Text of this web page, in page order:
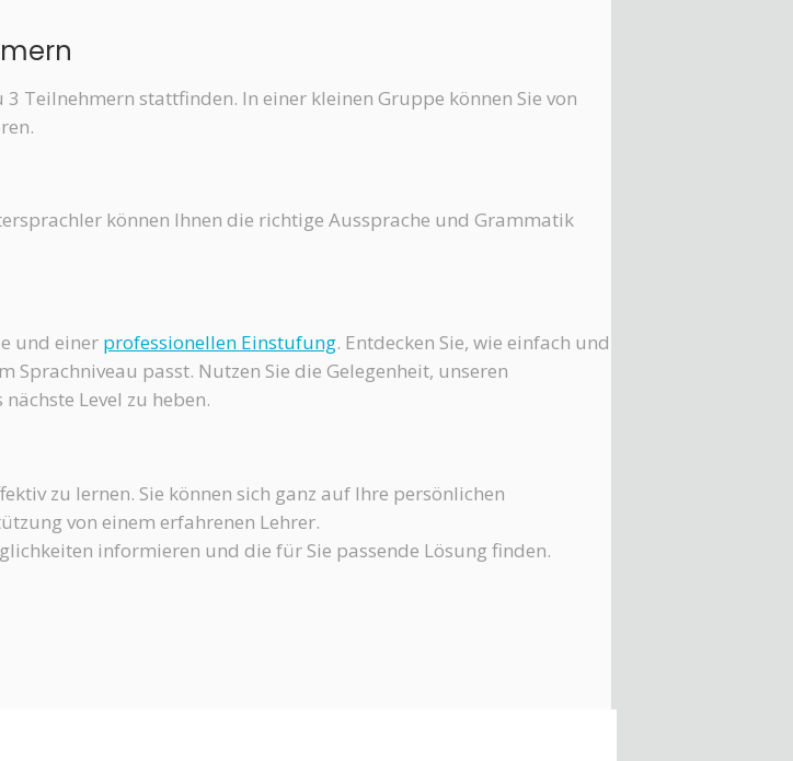
Teilnehmern stattfinden. In einer kleinen Gruppe können Sie von
können Ihnen die richtige Aussprache und Grammatik
und einer professionellen Einstufung. Entdecken Sie, wie einfach und
Sprachniveau passt. Nutzen Sie die Gelegenheit, unseren
Level zu heben.
zu lernen. Sie können sich ganz auf Ihre persönlichen
von einem erfahrenen Lehrer.
informieren und die für Sie passende Lösung finden.